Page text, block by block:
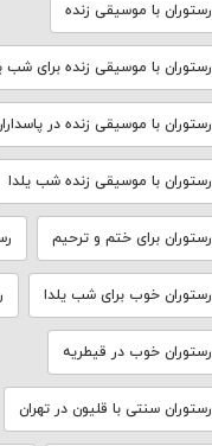
رستوران با موسیقی زنده
رستوران با موسیقی زنده برای شب
رستوران با موسیقی زنده در
رستوران با موسیقی زنده شب یلدا
رستوران برای ختم و ترحیم
رستوران خوب برای شب یلدا
رستوران خوب در قیطریه
رستوران سنتی با قلیون در تهران